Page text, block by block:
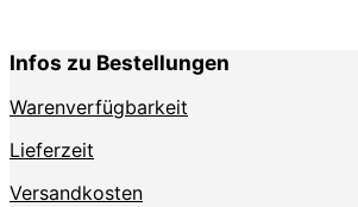
der
Produktseite
gewählt
Infos zu Bestellungen
Warenverfügbarkeit
Lieferzeit
Versandkosten